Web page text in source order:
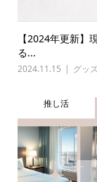
【2024年更新】
る...
2024.11.15 グッ
推し活